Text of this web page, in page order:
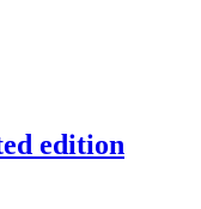
edition